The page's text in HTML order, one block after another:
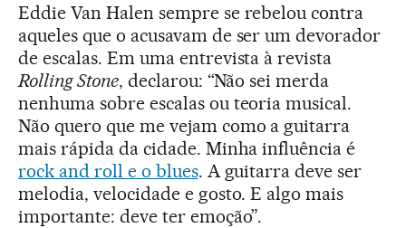
Eddie Van Halen sempre se rebelou contra
aqueles que o acusavam de ser um devorador
de escalas. Em uma entrevista à revista
Rolling Stone, declarou: “Não sei merda
nenhuma sobre escalas ou teoria musical.
Não quero que me vejam como a guitarra
mais rápida da cidade. Minha influência é
rock and roll e o blues. A guitarra deve ser
melodia, velocidade e gosto. E algo mais
importante: deve ter emoção”.